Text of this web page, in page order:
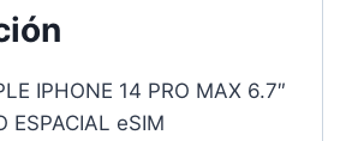
IPHONE 14 PRO MAX 6.7″
ESPACIAL eSIM